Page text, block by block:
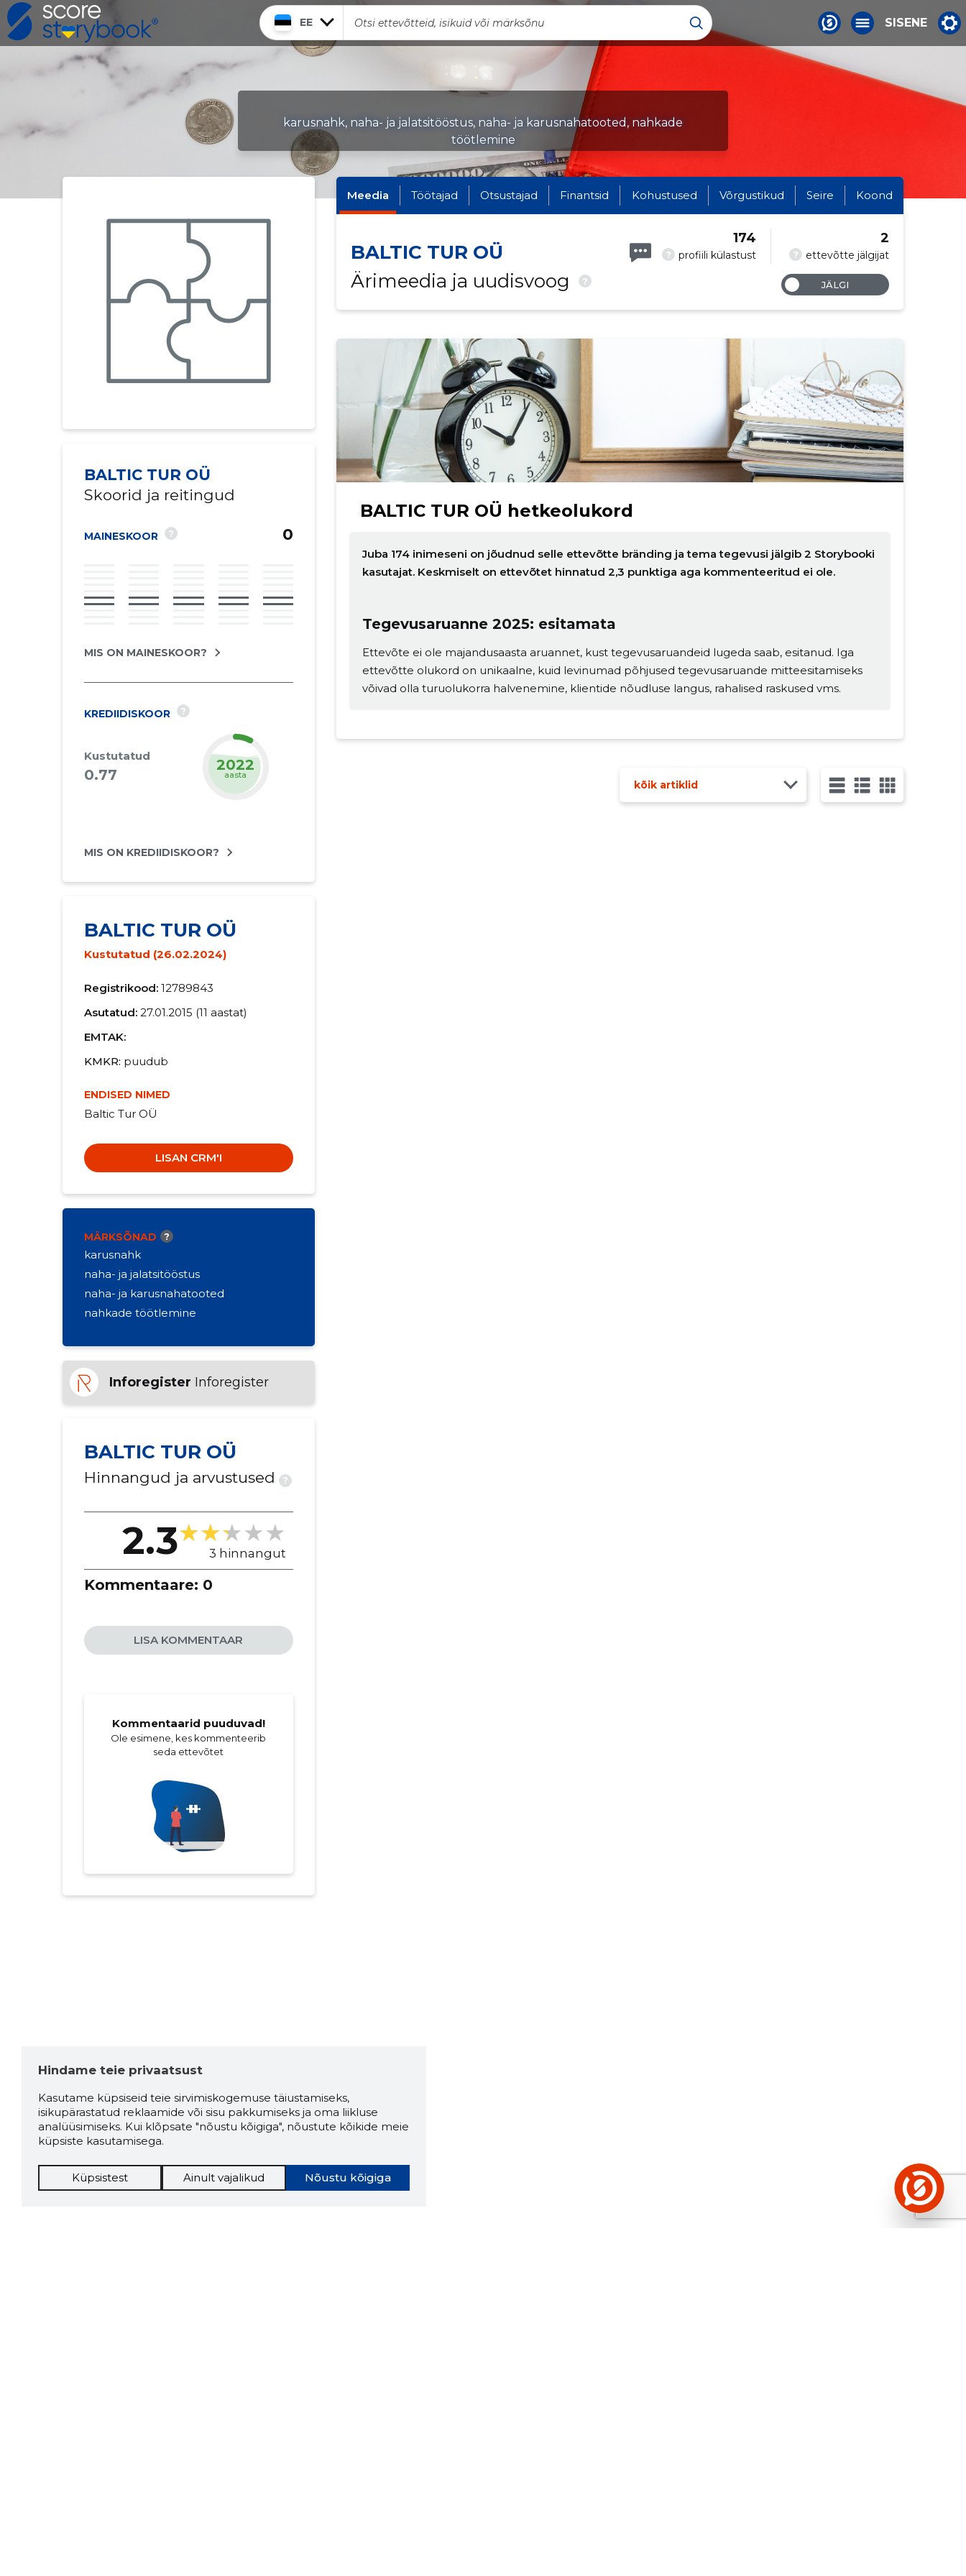
EE SISENE
karusnahk, naha- ja jalatsitööstus, naha- ja karusnahatooted, nahkade
töötlemine
BALTIC TUR OÜ
Skoorid ja reitingud
MAINESKOOR ? 0
MIS ON MAINESKOOR?
KREDIIDISKOOR ?
Kustutatud
0.77
2022
aasta
MIS ON KREDIIDISKOOR?
BALTIC TUR OÜ
Kustutatud (26.02.2024)
Registrikood: 12789843
Asutatud: 27.01.2015 (11 aastat)
EMTAK:
KMKR puudub
ENDISED NIMED
Baltic Tur OÜ
LISAN CRM'I
MÄRKSÕNAD ?
karusnahk
naha- ja jalatsitööstus
naha- ja karusnahatooted
nahkade töötlemine
Inforegister Inforegister
BALTIC TUR OÜ
Hinnangud ja arvustused ?
2.3 3 hinnangut
Kommentaare: 0
LISA KOMMENTAAR
Kommentaarid puuduvad!
Ole esimene, kes kommenteerib
seda ettevõtet
Meedia Töötajad Otsustajad Finantsid Kohustused Võrgustikud Seire Koond
BALTIC TUR OÜ
Ärimeedia ja uudisvoog
?
? profiili külastust
174
? ettevõtte jälgijat
2
JÄLGI
BALTIC TUR OÜ hetkeolukord
Juba 174 inimeseni on jõudnud selle ettevõtte bränding ja tema tegevusi jälgib 2 Storybooki
kasutajat. Keskmiselt on ettevõtet hinnatud 2,3 punktiga aga kommenteeritud ei ole.
Tegevusaruanne 2025: esitamata
Ettevõte ei ole majandusaasta aruannet, kust tegevusaruandeid lugeda saab, esitanud. Iga
ettevõtte olukord on unikaalne, kuid levinumad põhjused tegevusaruande mitteesitamiseks
võivad olla turuolukorra halvenemine, klientide nõudluse langus, rahalised raskused vms.
kõik artiklid
Hindame teie privaatsust
Kasutame küpsiseid teie sirvimiskogemuse täiustamiseks,
isikupärastatud reklaamide või sisu pakkumiseks ja oma liikluse
analüüsimiseks. Kui klõpsate "nõustu kõigiga", nõustute kõikide meie
küpsiste kasutamisega.
Nõustu kõigiga
Küpsistest Ainult vajalikud